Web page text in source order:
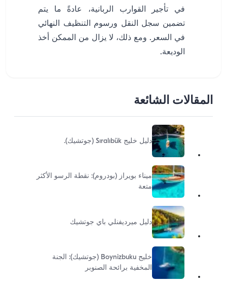
في تأجير القوارب الربانية، عادةً ما يتم
تضمين سجل النقل ورسوم التنظيف النهائي
في السعر. ومع ذلك، لا يزال من الممكن أخذ
الوديعة.
المقالات الشائعة
دليل خليج Sıralıbük (جوتشيك).
ميناء بويراز (بودروم): نقطة الرسو الأكثر
متعة
دليل ميرديفنلي باي جوتشيك
خليج Boynizbuku (جوتشيك): الجنة
المخفية برائحة الصنوبر